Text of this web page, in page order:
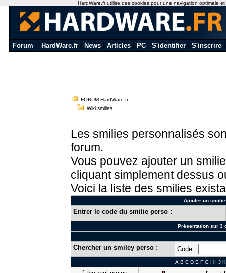
Forum HardWare.fr News Articles PC S'identifier S'inscrire
FORUM HardWare.fr
Wiki smilies
Les smilies personnalisés
forum.
Vous pouvez ajouter un
cliquant simplement dessus
Voici la liste des smilies
Ajouter un
Entrer le code du smilie perso :
Présentation sur 3
Chercher un smiley perso : Code :
A B C D E F G H I J K
HardWare.fr utilise des cookies pour une navigation optimale